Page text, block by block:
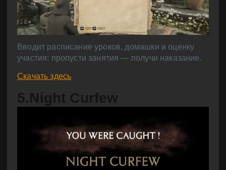
Вводит расписание уроков, домашки и оценку
участия: пропусти занятия — получи наказание.
Скачать здесь
5.Night Curfew